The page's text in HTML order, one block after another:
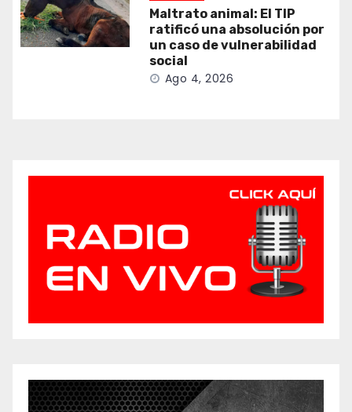
Maltrato animal: El TIP
ratificó una absolución por
un caso de vulnerabilidad
social
Ago 4, 2026